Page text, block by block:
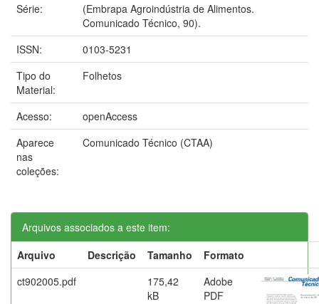
Série:
(Embrapa Agroindústria de Alimentos.
Comunicado Técnico, 90).
ISSN:
0103-5231
Tipo do
Material:
Folhetos
Acesso:
openAccess
Aparece
nas
coleções:
Comunicado Técnico (CTAA)
Arquivos associados a este item:
Arquivo
Descrição Tamanho
Formato
ct902005.pdf
175,42
kB
Adobe
PDF